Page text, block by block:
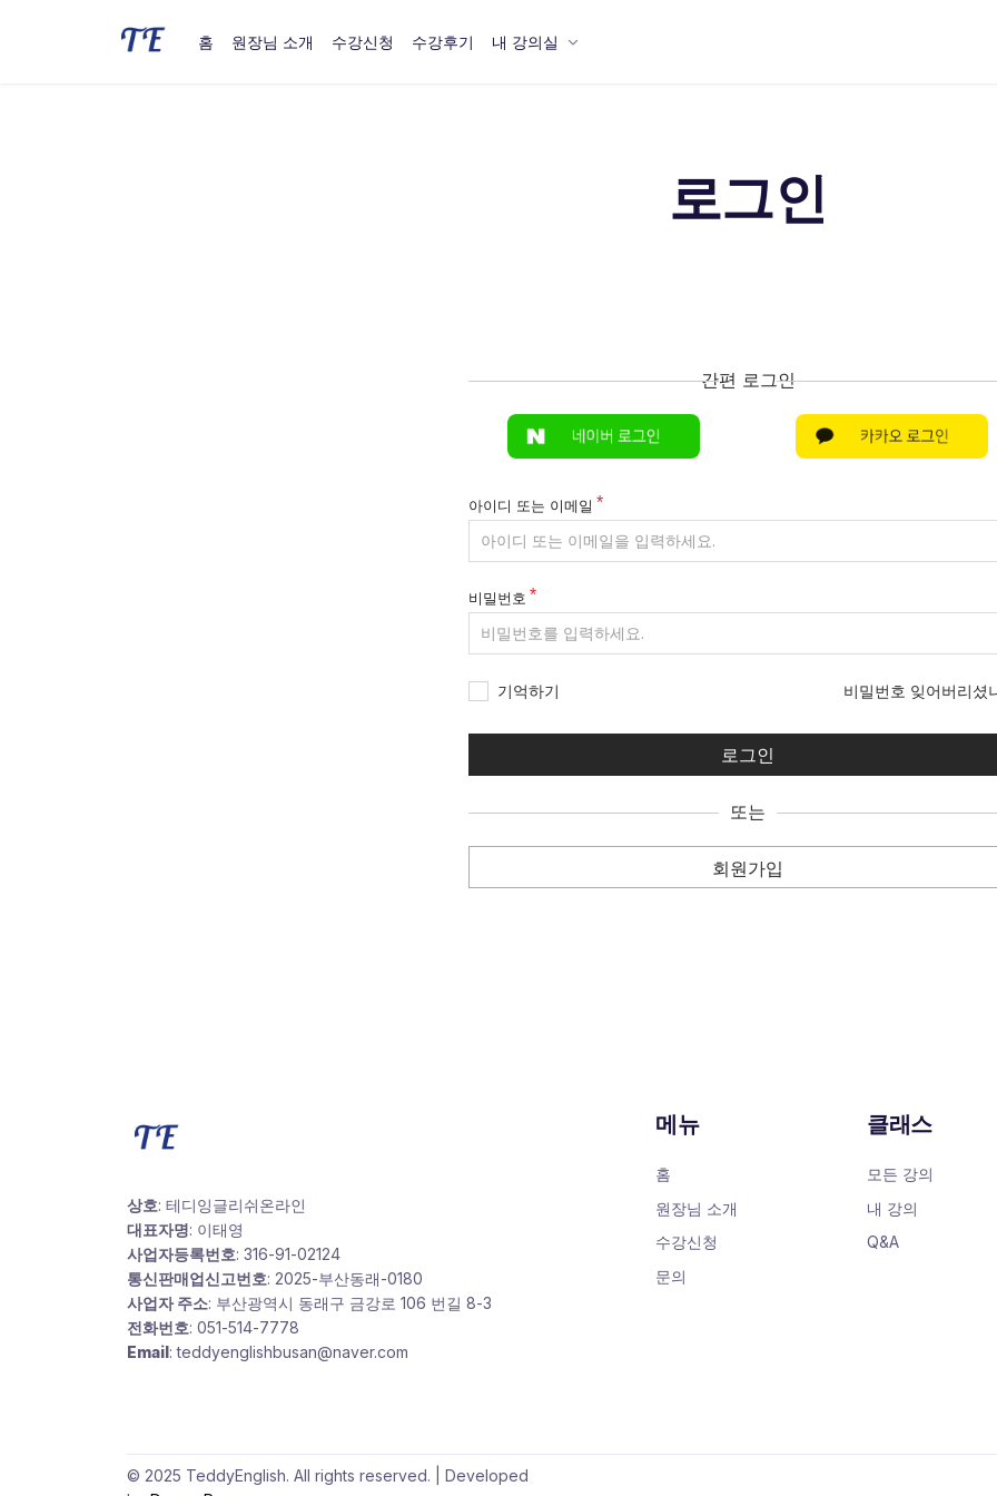
홈 원장님 소개 수강신청 수강후기 내 강의실
로그인
간편 로그인
아이디 또는 이메일
비밀번호
기억하기 비밀번호 잊어버리셨
또는
회원가입
상호: 테디잉글리쉬온라인
대표자명: 이태영
사업자등록번호: 316-91-02124
통신판매업신고번호: 2025-부산동래-0180
사업자 주소: 부산광역시 동래구 금강로 106 번길 8-3
전화번호: 051-514-7778
Email: teddyenglishbusan@naver.com
메뉴
홈
원장님 소개
수강신청
문의
클래스
모든 강의
내 강의
Q&A
© 2025 TeddyEnglish. All rights reserved. | Developed